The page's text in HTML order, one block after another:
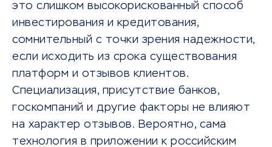
это слишком высокорискованный способ
инвестирования и кредитования,
сомнительный с точки зрения надежности,
если исходить из срока существования
платформ и отзывов клиентов.
Специализация, присутствие банков,
госкомпаний и другие факторы не влияют
на характер отзывов. Вероятно, сама
технология в приложении к российским